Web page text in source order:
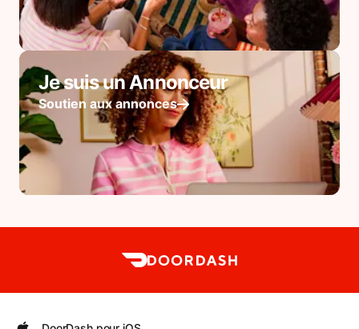
Je suis un Annonceur
Soutien aux annonces